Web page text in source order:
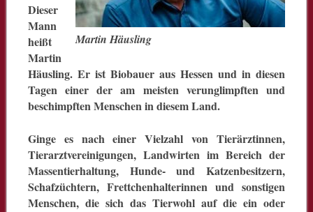
Martin Häusling
Dieser
Mann
heißt
Martin
Häusling. Er ist Biobauer aus Hessen und in diesen
Tagen einer der am meisten verunglimpften und
beschimpften Menschen in diesem Land.
Ginge es nach einer Vielzahl von Tierärztinnen,
Tierarztvereinigungen, Landwirten im Bereich der
Massentierhaltung, Hunde- und Katzenbesitzern,
Schafzüchtern, Frettchenhalterinnen und sonstigen
Menschen, die sich das Tierwohl auf die ein oder